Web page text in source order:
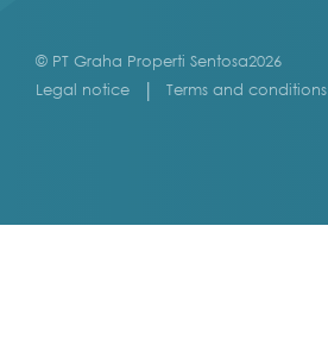
© PT Graha Properti Sentosa2026
Legal notice
Terms and conditions